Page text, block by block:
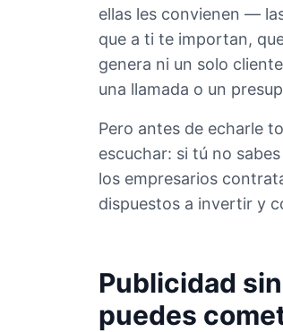
ellas les convienen —
que a ti te importan,
genera ni un solo
una llamada o un
Pero antes de echarle
escuchar: si tú no
los empresarios
dispuestos a invertir y
Publicidad
puedes